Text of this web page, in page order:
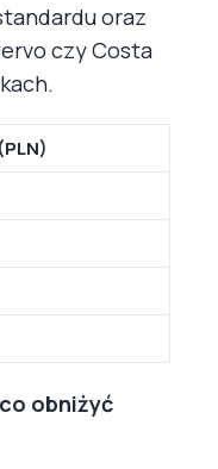
oraz
czy Costa
obniżyć